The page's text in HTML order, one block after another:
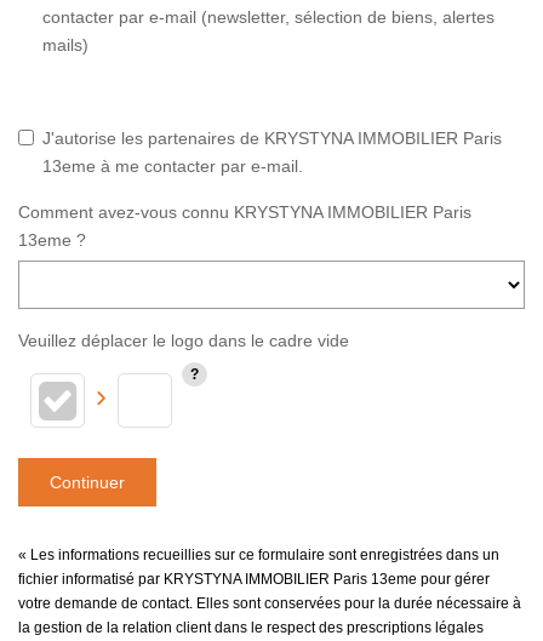
contacter par e-mail (newsletter, sélection de biens, alertes
mails)
J'autorise les partenaires de KRYSTYNA IMMOBILIER Paris
13eme à me contacter par e-mail.
Comment avez-vous connu KRYSTYNA IMMOBILIER Paris
13eme ?
Veuillez déplacer le logo dans le cadre vide
Continuer
« Les informations recueillies sur ce formulaire sont enregistrées dans un
fichier informatisé par KRYSTYNA IMMOBILIER Paris 13eme pour gérer
votre demande de contact. Elles sont conservées pour la durée nécessaire à
la gestion de la relation client dans le respect des prescriptions légales